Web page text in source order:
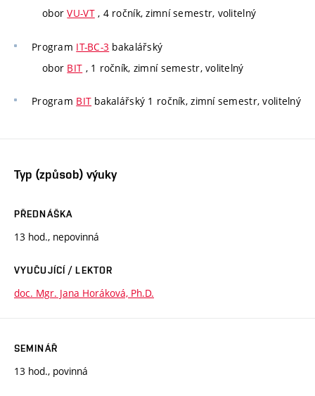
oborVU-VT, 4 ročník, zimní semestr, volitelný
Program IT-BC-3 bakalářský
obor BIT , 1 ročník, zimní semestr, volitelný
Program BIT bakalářský 1 ročník, zimní semestr, volitelný
Typ (způsob) výuky
PŘEDNÁŠKA
13 hod., nepovinná
VYUČUJÍCÍ / LEKTOR
doc. Mgr. Jana Horáková, Ph.D.
SEMINÁŘ
13 hod., povinná